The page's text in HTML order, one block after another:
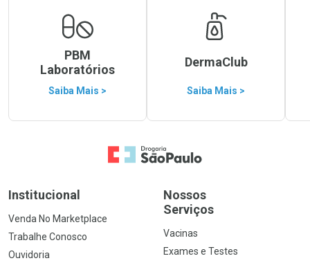
PBM
Laboratórios
Saiba Mais >
DermaClub
Saiba Mais >
Ir para a Home
Institucional
Venda No Marketplace
Trabalhe Conosco
Ouvidoria
Nossos
Serviços
Vacinas
Exames e Testes